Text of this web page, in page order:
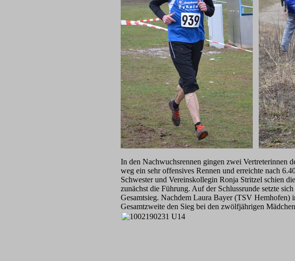
In den Nachwuchsrennen gingen zwei Vertreterinnen
weg ein sehr offensives Rennen und erreichte nach
Schwester und Vereinskollegin Ronja Stritzel schien
zunächst die Führung. Auf der Schlussrunde setzte
Gesamtsieg. Nachdem Laura Bayer (TSV Hemhofen)
Gesamtzweite den Sieg bei den zwölfjährigen